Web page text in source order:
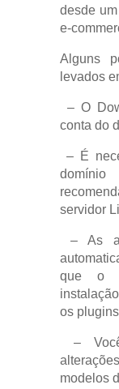
desde
e-
Alguns
levados
– O
conta do
– É
servidor
– As
que o
os plugins
–
modelos